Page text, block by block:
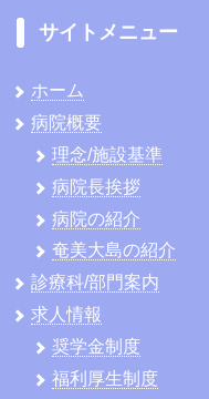
サイトメニュー
ホーム
病院概要
理念/施設基準
病院長挨拶
病院の紹介
奄美大島の紹介
診療科/部門案内
求人情報
奨学金制度
福利厚生制度